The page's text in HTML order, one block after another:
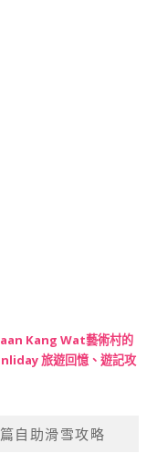
Kang Wat藝術村的
旅遊回憶、遊記攻
自助滑雪攻略